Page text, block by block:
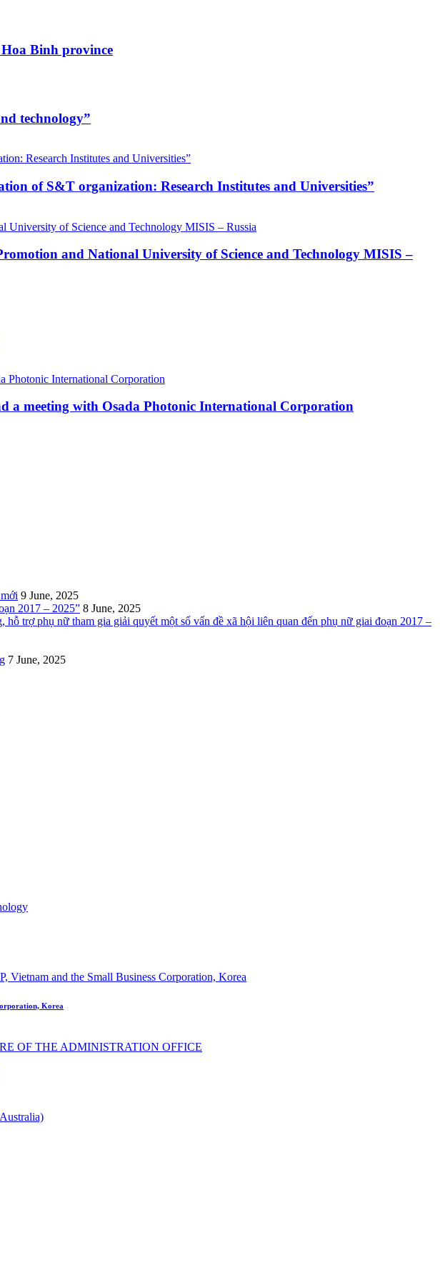
Binh province
technology”
of S&T organization: Research Institutes and Universities”
and National University of Science and Technology MISIS –
a meeting with Osada Photonic International Corporation
9 June, 2025
2017 – 2025” 8 June, 2025
trợ phụ nữ tham gia giải quyết một số vấn đề xã hội liên quan đến phụ nữ giai đoạn 2017 –
7 June, 2025
Korea